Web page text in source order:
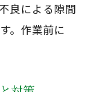
良による隙間
。作業前に